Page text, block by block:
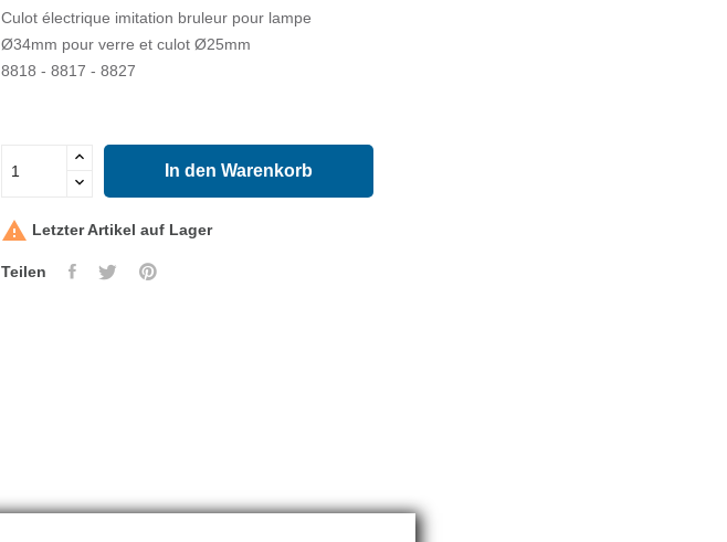
Culot électrique imitation bruleur pour lampe
Ø34mm pour verre et culot Ø25mm
8818 - 8817 - 8827
In den Warenkorb
 Letzter Artikel auf Lager
Teilen